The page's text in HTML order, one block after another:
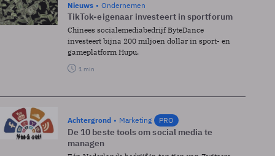
Nieuws Ondernemen
TikTok-eigenaar investeert in sportforum
Chinees socialemediabedrijf ByteDance
investeert bijna 200 miljoen dollar in sport- en
gameplatform Hupu.
1 min
Achtergrond Marketing PRO
De 10 beste tools om social media te
managen